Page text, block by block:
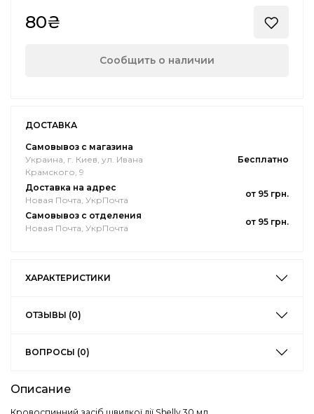
80₴
Сообщить о наличии
ДОСТАВКА
Самовывоз с магазина
Украина, г. Киев, ул. Ивана
Крамского, 9
Бесплатно
Доставка на адрес
Новая Почта, УкрПочта
от 95 грн.
Самовывоз с отделения
Новая Почта, УкрПочта
от 95 грн.
ХАРАКТЕРИСТИКИ
ОТЗЫВЫ (0)
ВОПРОСЫ (0)
Описание